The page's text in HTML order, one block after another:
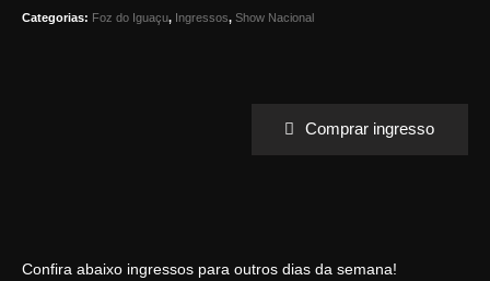
Categorias: Foz do Iguaçu, Ingressos, Show Nacional
Comprar ingresso
Confira abaixo ingressos para outros dias da semana!